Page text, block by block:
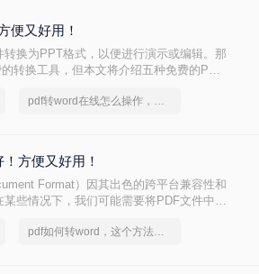
便又好用！
换为PPT格式，以便进行演示或编辑。那
转换工具，但本文将介绍五种免费的PDF
pdf转word在线怎么操作，这个方法简单又方便
方便又好用！
Format）因其出色的跨平台兼容性和
些情况下，我们可能需要将PDF文件中的
文件转换为PPT格式的有效方法，帮助
pdf如何转word，这个方法简单又方便